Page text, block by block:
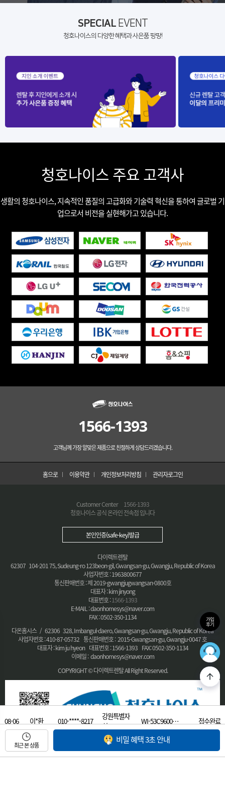
08-06 이*환 010-****-8217
강원특별자
치…
WI-53C9600…
접수완료
08-06
천*석 대전 유성구… WI-37C9072…
08-06
주** 경… 032-****-9991 인천 남동구… WI-53C8600…
접수완료
SPECIALEVENT
청호나이스의 다양한 혜택과 사은품 팡팡!
청호나이스 주요 고객사
생활의 청호나이스, 지속적인 품질의 고급화와 기술력 혁신을 통하여 글로벌 기
업으로서 비전을 실현해가고 있습니다.
1566-1393
고객님께 가장 알맞은 제품으로 친절하게 상담드리겠습니다.
홈으로 이용약관 개인정보처리방침 관리자로그인
Customer Center
1566-1393
청호나이스 공식 온라인 전속점 입니다
본인인증(safe-key)발급
다이렉트렌탈
62307 104-201 75, Sudeung-ro 123beon-gil, Gwangsan-gu, Gwangju, Republic of Korea
사업자번호 : 1963800677
통신판매번호 : 제 2019-gwangjugwangsan-0800호
대표자 : kim jinyong
대표번호 :1566-1393
E-MAIL : daonhomesys@naver.com
FAX : 0502-350-1134
다온홈시스 / 62306 328, Imbangul-daero, Gwangsan-gu, Gwangju, Republic of Korea
사업자번호 : 410-87-05732 통신판매번호 : 2015-Gwangsan-gu, Gwangju-0047 호
대표자 : kim ju hyeon 대표번호 : 1566-1393 FAX: 0502-350-1134
이메일 : daonhomesys@naver.com
COPYRIGHT © 다이렉트렌탈 All Right Reserved.
최근 본 상품
비밀 혜택 3초 안내
가입
후기
365
최적